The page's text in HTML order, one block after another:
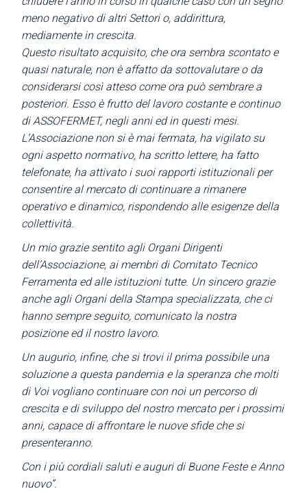
meno negativo di altri Settori o, addirittura,
mediamente in crescita.
Questo risultato acquisito, che ora sembra scontato e
quasi naturale, non è affatto da sottovalutare o da
considerarsi così atteso come ora può sembrare a
posteriori. Esso è frutto del lavoro costante e continuo
di ASSOFERMET, negli anni ed in questi mesi.
L’Associazione non si è mai fermata, ha vigilato su
ogni aspetto normativo, ha scritto lettere, ha fatto
telefonate, ha attivato i suoi rapporti istituzionali per
consentire al mercato di continuare a rimanere
operativo e dinamico, rispondendo alle esigenze della
collettività.
Un mio grazie sentito agli Organi Dirigenti
dell’Associazione, ai membri di Comitato Tecnico
Ferramenta ed alle istituzioni tutte. Un sincero grazie
anche agli Organi della Stampa specializzata, che ci
hanno sempre seguito, comunicato la nostra
posizione ed il nostro lavoro.
Un augurio, infine, che si trovi il prima possibile una
soluzione a questa pandemia e la speranza che molti
di Voi vogliano continuare con noi un percorso di
crescita e di sviluppo del nostro mercato per i prossimi
anni, capace di affrontare le nuove sfide che si
presenteranno.
Con i più cordiali saluti e auguri di Buone Feste e Anno
nuovo”.